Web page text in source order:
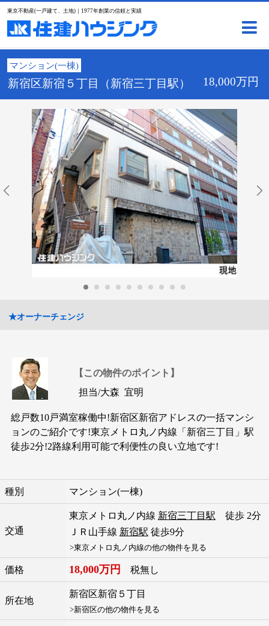
東京不動産(一戸建て、土地)｜1977年創業の信頼と実績
マンション(一棟)
新宿区新宿５丁目（新宿三丁目駅） 18,000万円
★オーナーチェンジ
【この物件のポイント】
担当/大森 宜明
総戸数10戸満室稼働中!新宿区新宿アドレスの一括マンシ
ョンのご紹介です!東京メトロ丸ノ内線「新宿三丁目」駅
徒歩2分!2路線利用可能で利便性の良い立地です!
種別 マンション(一棟)
交通
東京メトロ丸ノ内線 新宿三丁目駅 徒歩 2分
ＪＲ山手線 新宿駅 徒歩9分
>東京メトロ丸ノ内線の他の物件を見る
価格 18,000万円 税無し
所在地
新宿区新宿 ５丁目
>新宿区の他の物件を見る